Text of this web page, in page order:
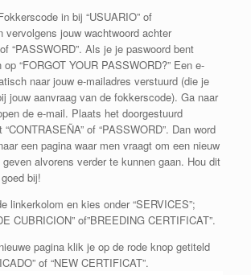
in bij “USUARIO” of
vervolgens jouw wachtwoord achter
“PASSWORD”. Als je je paswoord bent
“FORGOT YOUR PASSWORD?” Een e-
naar jouw e-mailadres verstuurd (die je
jouw aanvraag van de fokkerscode). Ga naar
de e-mail. Plaats het doorgestuurd
of “PASSWORD”. Dan word
een pagina waar men vraagt om een nieuw
alvorens verder te kunnen gaan. Hou dit
bij!
linkerkolom en kies onder “SERVICES”;
CUBRICION” of”BREEDING CERTIFICAT”.
pagina klik je op de rode knop getiteld
of “NEW CERTIFICAT”.